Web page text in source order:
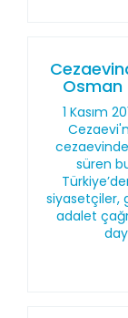
Osman
1 Kasım
süren
siyasetçiler,
adalet